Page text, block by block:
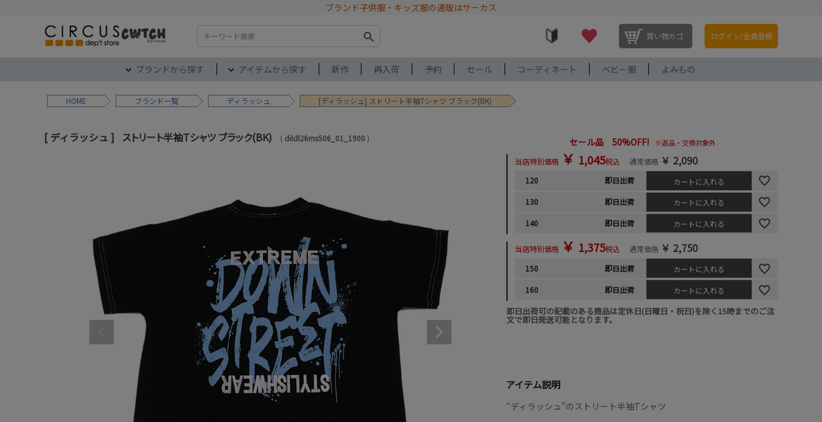
ブランド子供服・キッズ服の通販はサーカス
検索 買い物カゴ ログイン/会員登録
ブランドから探す アイテムから探す 新作 再入荷 予約 セール コーディネート ベビー服 よみもの
HOME ブランド ディラッシュ [ディラッシュ] ストリート半袖Tシャツ ブラック(BK)
ディラッシュ ストリート半袖Tシャツ ブラック(BK) dildl26ms506_01_1900 セール品 50%OFF! ※返品・交換対象外
当店特別価格 ￥ 1,045税込 通常価格 ￥ 2,090
120 即日出荷
カートに入れる
130
即日出荷
カートに入れる
140
即日出荷 カートに入れる
当店特別価格 ￥ 1,375税込 通常価格 ￥ 2,750
150 即日出荷
カートに入れる
160
即日出荷 カートに入れる
即日出荷可の記載のある商品は定休日(日曜日・祝日)を除く15時までのご注
文で即日発送可能となります。
アイテム説明
“ディラッシュ”のストリート半袖Tシャツ